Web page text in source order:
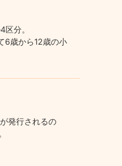
分。
6歳から12歳の小
発行されるの